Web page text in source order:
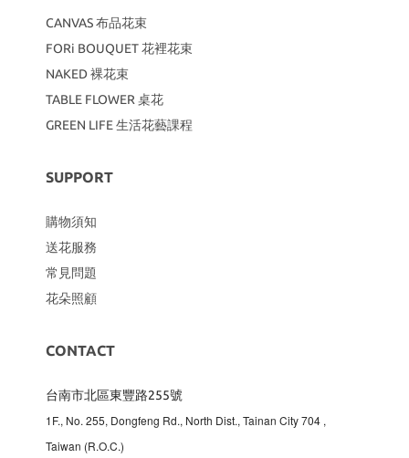
CANVAS布品花束
FORi BOUQUET 花裡花束
NAKED 裸花束
TABLE FLOWER 桌花
GREEN LIFE 生活花藝課程
SUPPORT
購物須知
送花服務
常見問題
花朵照顧
CONTACT
台南市北區東豐路255號
1F., No. 255, Dongfeng Rd., North Dist., Tainan City 704 ,
Taiwan (R.O.C.)